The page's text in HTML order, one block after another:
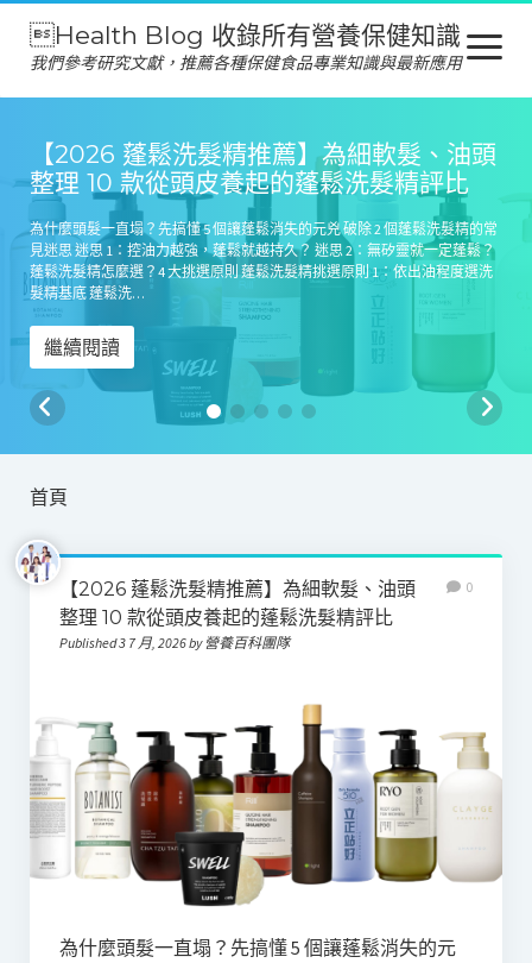
Health Blog 收錄所有營養保健知識
我們參考研究文獻，推薦各種保健食品專業知識與最新應用
open
menu
保健食品
產品推薦
美容保養
心靈健康
【2026 蓬鬆洗髮精推薦】為細軟髮、油頭
整理 10 款從頭皮養起的蓬鬆洗髮精評比
為什麼頭髮一直塌？先搞懂 5 個讓蓬鬆消失的元兇 破除 2 個蓬鬆洗髮精的常
見迷思 迷思 1：控油力越強，蓬鬆就越持久？ 迷思 2：無矽靈就一定蓬鬆？
蓬鬆洗髮精怎麼選？4 大挑選原則 蓬鬆洗髮精挑選原則 1：依出油程度選洗
髮精基底 蓬鬆洗…
繼續閱讀
首頁
【2026 蓬鬆洗髮精推薦】為細軟髮、油頭
整理 10 款從頭皮養起的蓬鬆洗髮精評比
Published 3 7 月, 2026 by 營養百科團隊
0
為什麼頭髮一直塌？先搞懂 5 個讓蓬鬆消失的元